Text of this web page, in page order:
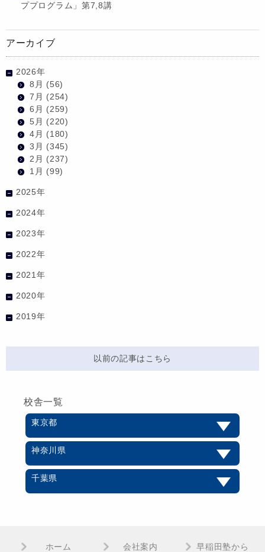
ププログラム」第7,8講
アーカイブ
2026年
8月 (56)
7月 (254)
6月 (259)
5月 (220)
4月 (180)
3月 (345)
2月 (237)
1月 (99)
2025年
2024年
2023年
2022年
2021年
2020年
2019年
以前の記事はこちら
校舎一覧
東京都
神奈川県
千葉県
ホーム 会社案内
早稲田塾から